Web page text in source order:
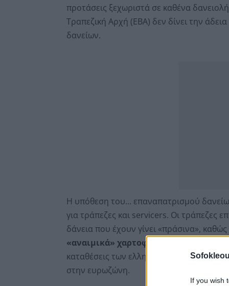
If you wish
προτάσεις ξεχωριστά σε καθένα
Τραπεζική Αρχή (EBA) δεν δίνει την
δανείων.
Η υπόθεση του... επαναπατρισμού
για τράπεζες και servicers. Οι τράπεζες
δάνεια που έχουν γίνει «πράσινα»,
«αναιμικά» χαρτοφυλάκια δανείων
καταθέσεις των ελληνικών τραπεζών
στην ευρωζώνη.